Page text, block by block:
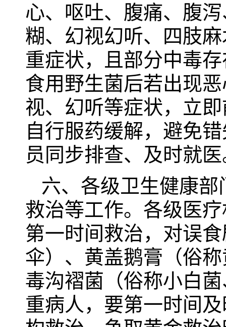
心、呕吐、腹痛、腹
糊、幻视幻听、四肢
重症状，且部分中毒
食用野生菌后若出现
视、幻听等症状，立
自行服药缓解，避免
员同步排查、及时就
六、各级卫生健康
救治等工作。各级医
第一时间救治，对误
伞）、黄盖鹅膏（俗
毒沟褶菌（俗称小白
重病人，要第一时间